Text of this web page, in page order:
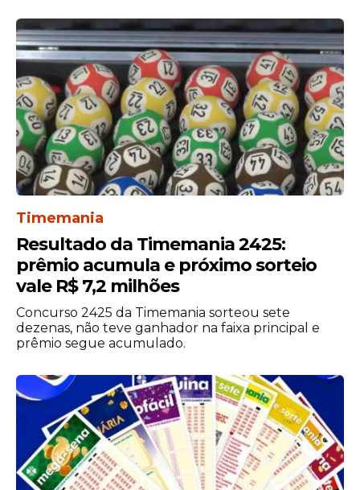
Oportunidade em
Olinda
A Prefeitura de Olinda ampliou o prazo de
inscrição doprocesso seletivocom 600
vagaspara atuar na área da da
educação. As candidaturas que tiveram o
encerramento na última segunda-feira, 6
de abril, agora seguem abertas até o dia 20
de abril.
Os candidatos interessados devem se
Timemania
Resultado da Timemania 2425:
prêmio acumula e próximo sorteio
vale R$ 7,2 milhões
Concurso 2425 da Timemania sorteou sete
dezenas, não teve ganhador na faixa principal e
prêmio segue acumulado.